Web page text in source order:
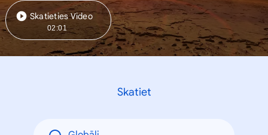
Skatieties Video
02:01
Skatiet